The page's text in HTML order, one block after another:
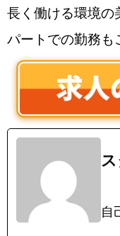
長く働ける環境の
パートでの勤務も
自